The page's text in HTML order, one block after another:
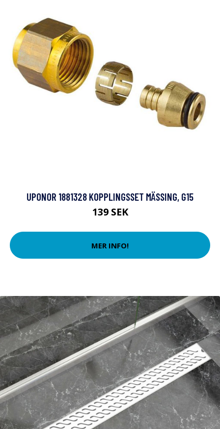
UPONOR 1881328 KOPPLINGSSET MÄSSING, G15
139 SEK
MER INFO!